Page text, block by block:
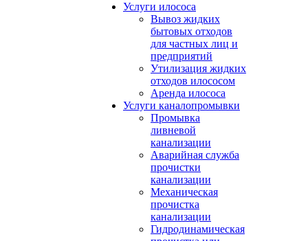
Услуги илососа
Вывоз жидких
бытовых отходов
для частных лиц и
предприятий
Утилизация жидких
отходов илососом
Аренда илососа
Услуги каналопромывки
Промывка
ливневой
канализации
Аварийная служба
прочистки
канализации
Механическая
прочистка
канализации
Гидродинамическая